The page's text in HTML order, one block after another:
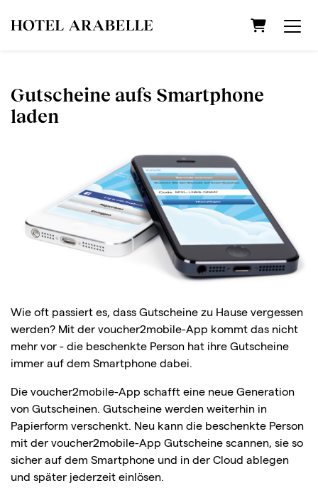
Warenkorb
Gutscheine aufs Smartphone
laden
Wie oft passiert es, dass Gutscheine zu Hause vergessen
werden? Mit der voucher2mobile-App kommt das nicht
mehr vor - die beschenkte Person hat ihre Gutscheine
immer auf dem Smartphone dabei.
Die voucher2mobile-App schafft eine neue Generation
von Gutscheinen. Gutscheine werden weiterhin in
Papierform verschenkt. Neu kann die beschenkte Person
mit der voucher2mobile-App Gutscheine scannen, sie so
sicher auf dem Smartphone und in der Cloud ablegen
und später jederzeit einlösen.